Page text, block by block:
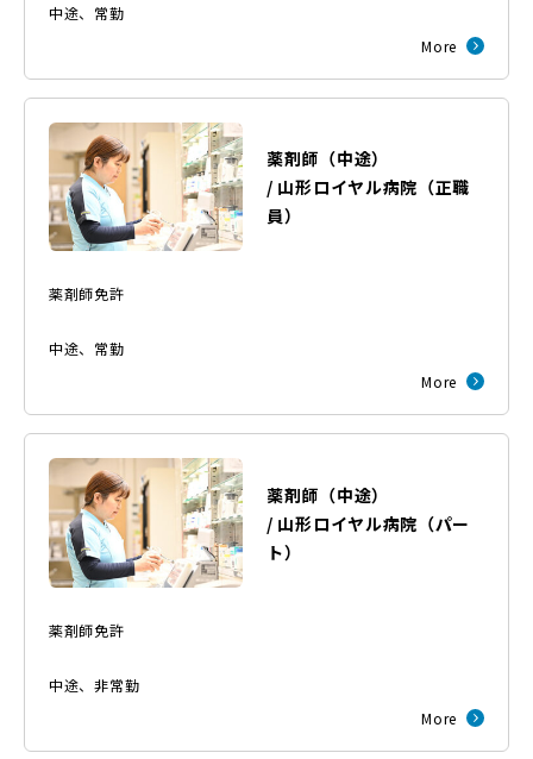
中途、 常勤
More
薬剤師（中途）
/ 山形ロイヤル病院 （正職
員）
薬剤師免許
中途、 常勤
More
薬剤師（中途）
/ 山形ロイヤル病院 （パー
ト）
薬剤師免許
中途、非常勤
More